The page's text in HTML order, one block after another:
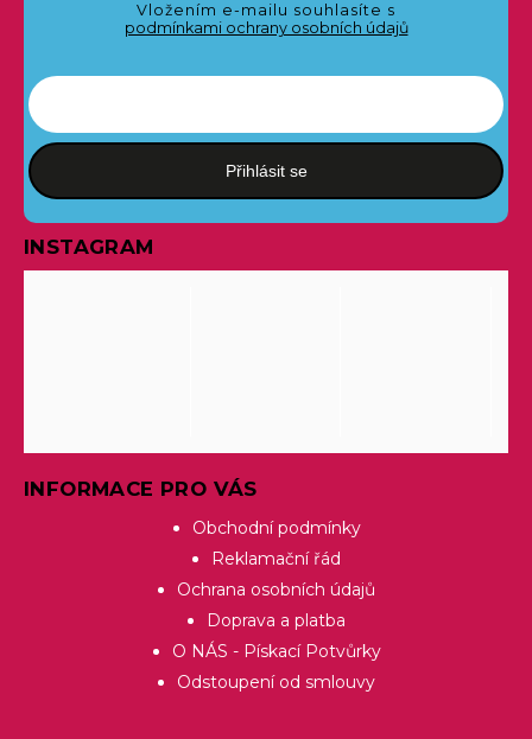
Vložením e-mailu souhlasíte s
podmínkami ochrany osobních údajů
Přihlásit se
INSTAGRAM
INFORMACE PRO VÁS
Obchodní podmínky
Reklamační řád
Ochrana osobních údajů
Doprava a platba
O NÁS - Pískací Potvůrky
Odstoupení od smlouvy